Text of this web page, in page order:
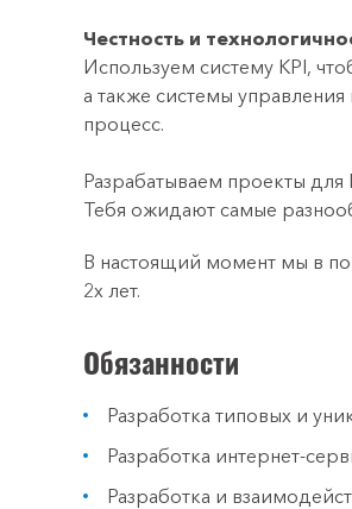
Честность и
Используем систему KPI,
а также системы
процесс.
Разрабатываем проекты
Тебя ожидают самые
В настоящий момент мы в
2х лет.
Обязанности
Разработка типовых и
Разработка интернет-
Разработка и